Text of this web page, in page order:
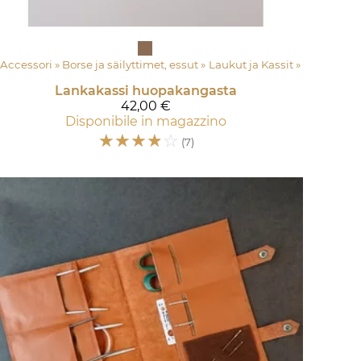
Accessori ‪» Borse ja säilyttimet, essut ‪» Laukut ja Kassit ‪»
Lankakassi huopakangasta
42,00 €
Disponibile in magazzino
☆☆☆☆☆ (7)